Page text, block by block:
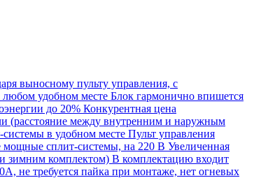
выносному пульту управления, с
удобном месте Блок гармонично впишется
до 20% Конкурентная цена
(расстояние между внутренним и наружным
в удобном месте Пульт управления
сплит-системы, на 220 В Увеличенная
зимним комплектом) В комплектацию входит
не требуется пайка при монтаже, нет огневых